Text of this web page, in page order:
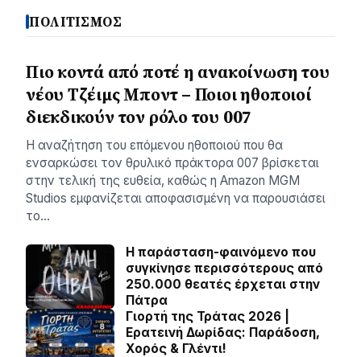
ΠΟΛΙΤΙΣΜΟΣ
Πιο κοντά από ποτέ η ανακοίνωση του
νέου Τζέιμς Μποντ – Ποιοι ηθοποιοί
διεκδικούν τον ρόλο του 007
Η αναζήτηση του επόμενου ηθοποιού που θα
ενσαρκώσει τον θρυλικό πράκτορα 007 βρίσκεται
στην τελική της ευθεία, καθώς η Amazon MGM
Studios εμφανίζεται αποφασισμένη να παρουσιάσει
το…
Η παράσταση-φαινόμενο που
συγκίνησε περισσότερους από
250.000 θεατές έρχεται στην
Πάτρα
Γιορτή της Τράτας 2026 |
Ερατεινή Δωρίδας: Παράδοση,
Χορός & Γλέντι!